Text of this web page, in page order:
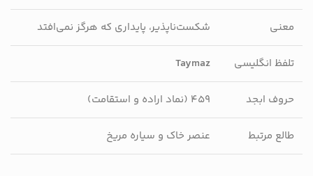
معنی شکست‌ناپذیر، پایداری که هرگز نمی‌افتد
تلفظ انگلیسی Taymaz
حروف ابجد ۴۵۹ (نماد اراده و استقامت)
طالع مرتبط عنصر خاک و سیاره مریخ